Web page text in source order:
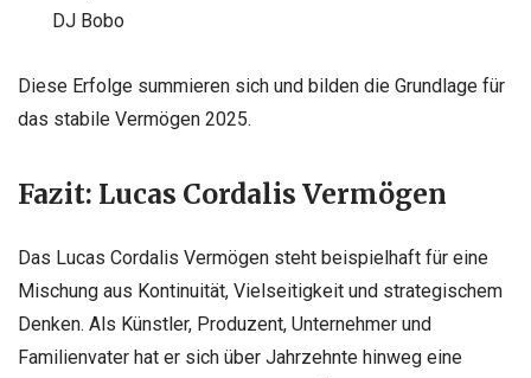
DJ Bobo
Diese Erfolge summieren sich und bilden die Grundlage für
das stabile Vermögen 2025.
Fazit: Lucas Cordalis Vermögen
Das Lucas Cordalis Vermögen steht beispielhaft für eine
Mischung aus Kontinuität, Vielseitigkeit und strategischem
Denken. Als Künstler, Produzent, Unternehmer und
Familienvater hat er sich über Jahrzehnte hinweg eine